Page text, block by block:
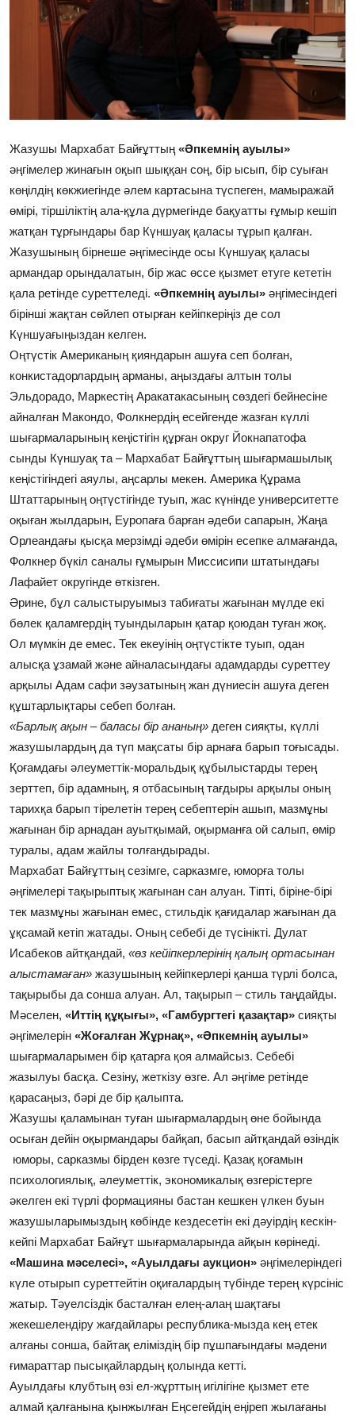
Фотосуреттер
Көптеген
Жазушы Мархабат Байғұттың «Әпкемнің ауылы»
әңгімелер жинағын оқып шыққан соң, бір ысып, бір суыған
көңілдің көкжиегінде әлем картасына түспеген, мамыражай
өмірі, тіршіліктің ала-құла дүрмегінде бақуатты ғұмыр кешіп
жатқан тұрғындары бар Күншуақ қаласы тұрып қалған.
Жазушының бірнеше әңгімесінде осы Күншуақ қаласы
армандар орындалатын, бір жас өссе қызмет етуге кететін
қала ретінде суреттеледі. «Әпкемнің ауылы» әңгімесіндегі
бірінші жақтан сөйлеп отырған кейіпкеріңіз де сол
Күншуағыңыздан келген.
Оңтүстік Американың қияндарын ашуға сеп болған,
конкистадорлардың арманы, аңыздағы алтын толы
Эльдорадо, Маркестің Аракатакасының сөздегі бейнесіне
айналған Макондо, Фолкнердің есейгенде жазған күллі
шығармаларының кеңістігін құрған округ Йокнапатофа
сынды Күншуақ та – Мархабат Байғұттың шығармашылық
кеңістігіндегі аяулы, аңсарлы мекен. Америка Құрама
Штаттарының оңтүстігінде туып, жас күнінде университетте
оқыған жылдарын, Еуропаға барған әдеби сапарын, Жаңа
Орлеандағы қысқа мерзімді әдеби өмірін есепке алмағанда,
Фолкнер бүкіл саналы ғұмырын Миссисипи штатындағы
Лафайет округінде өткізген.
Әрине, бұл салыстыруымыз табиғаты жағынан мүлде екі
бөлек қаламгердің туындыларын қатар қоюдан туған жоқ.
Ол мүмкін де емес. Тек екеуінің оңтүстікте туып, одан
алысқа ұзамай және айналасындағы адамдарды суреттеу
арқылы Адам сафи зәузатының жан дүниесін ашуға деген
құштарлықтары себеп болған.
«Барлық ақын – баласы бір ананың» деген сияқты, күллі
жазушылардың да түп мақсаты бір арнаға барып тоғысады.
Қоғамдағы әлеуметтік-моральдық құбылыстарды терең
зерттеп, бір адамның, я отбасының тағдыры арқылы оның
тарихқа барып тірелетін терең себептерін ашып, мазмұны
жағынан бір арнадан ауытқымай, оқырманға ой салып, өмір
туралы, адам жайлы толғандырады.
Мархабат Байғұттың сезімге, сарказмге, юморға толы
әңгімелері тақырыптық жағынан сан алуан. Тіпті, біріне-бірі
тек мазмұны жағынан емес, стильдік қағидалар жағынан да
ұқсамай кетіп жатады. Оның себебі де түсінікті. Дулат
Исабеков айтқандай, «өз кейіпкерлерінің қалың ортасынан
алыстамаған» жазушының кейіпкерлері қанша түрлі болса,
тақырыбы да сонша алуан. Ал, тақырып – стиль таңдайды.
Мәселен, «Иттің құқығы», «Гамбургтегі қазақтар» сияқты
әңгімелерін «Жоғалған Жұрнақ», «Әпкемнің ауылы»
шығармаларымен бір қатарға қоя алмайсыз. Себебі
жазылуы басқа. Сезіну, жеткізу өзге. Ал әңгіме ретінде
қарасаңыз, бәрі де бір қалыпта.
Жазушы қаламынан туған шығармалардың өне бойында
осыған дейін оқырмандары байқап, басып айтқандай өзіндік
юморы, сарказмы бірден көзге түседі. Қазақ қоғамын
психологиялық, әлеуметтік, экономикалық өзгерістерге
әкелген екі түрлі формацияны бастан кешкен үлкен буын
жазушыларымыздың көбінде кездесетін екі дәуірдің кескін-
кейпі Мархабат Байғұт шығармаларында айқын көрінеді.
«Машина мәселесі», «Ауылдағы аукцион» әңгімелеріндегі
күле отырып суреттейтін оқиғалардың түбінде терең күрсініс
жатыр. Тәуелсіздік басталған елең-алаң шақтағы
жекешелендіру жағдайлары республика-мызда кең етек
алғаны сонша, байтақ еліміздің бір пұшпағындағы мәдени
ғимараттар пысықайлардың қолында кетті.
Ауылдағы клубтың өзі ел-жұрттың игілігіне қызмет ете
алмай қалғанына қынжылған Еңсегейдің еңіреп жылағаны